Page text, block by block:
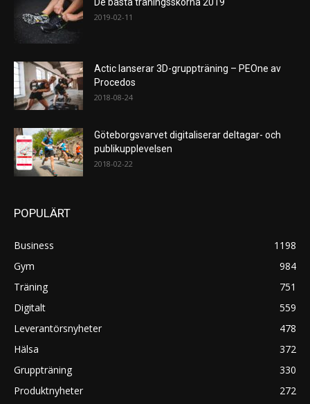
2019-02-11
Actic lanserar 3D-gruppträning – PEOne av
Procedos
2018-08-24
Göteborgsvarvet digitaliserar deltagar- och
publikupplevelsen
2018-02-22
POPULÄRT
Business
1198
Gym
984
Träning
751
Digitalt
559
Leverantörsnyheter
478
Hälsa
372
Gruppträning
330
Produktnyheter
272